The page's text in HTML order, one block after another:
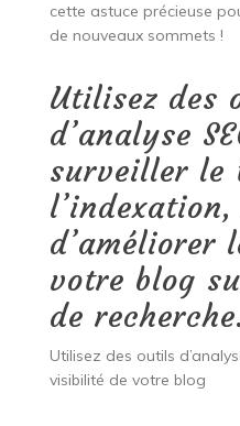
cette astuce précieuse
de nouveaux sommets !
Utilisez des
d’analyse
surveiller le
d’améliorer
votre blog
de recherche.
Utilisez des outils
visibilité de votre blog